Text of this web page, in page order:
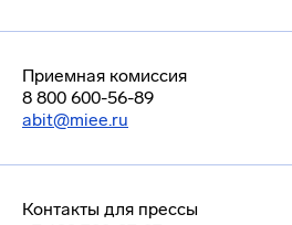
Приемная комиссия
8 800 600-56-89
abit@miee.ru
Контакты для прессы